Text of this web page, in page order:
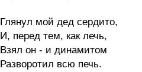
Глянул мой дед сердито,
И, перед тем, как лечь,
Взял он - и динамитом
Разворотил всю печь.